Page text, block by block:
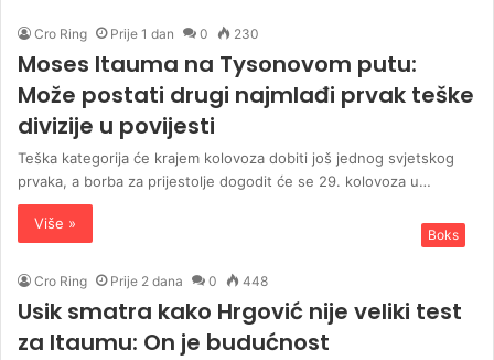
Cro Ring Prije 1 dan 0 230
Moses Itauma na Tysonovom putu:
Može postati drugi najmlađi prvak teške
divizije u povijesti
Teška kategorija će krajem kolovoza dobiti još jednog svjetskog
prvaka, a borba za prijestolje dogodit će se 29. kolovoza u…
Više »
Boks
Cro Ring Prije 2 dana 0 448
Usik smatra kako Hrgović nije veliki test
za Itaumu: On je budućnost